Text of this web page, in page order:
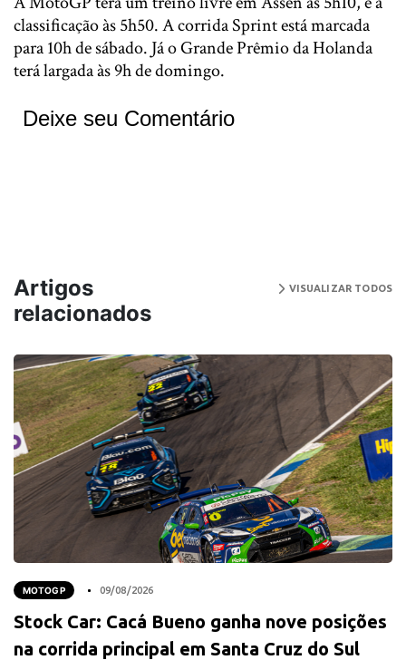
classificação às 5h50. A corrida Sprint está marcada
para 10h de sábado. Já o Grande Prêmio da Holanda
terá largada às 9h de domingo.
Deixe seu Comentário
Artigos
relacionados
VISUALIZAR TODOS
MOTOGP 09/08/2026
Stock Car: Cacá Bueno ganha nove posições
na corrida principal em Santa Cruz do Sul